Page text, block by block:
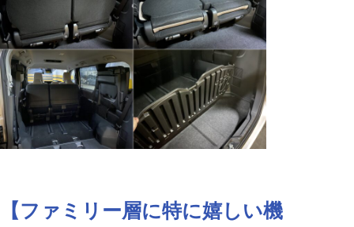
【ファミリー層に特に嬉しい機